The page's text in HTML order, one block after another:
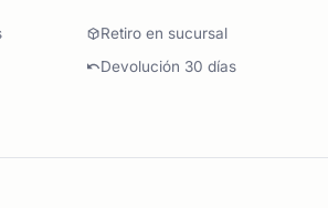
Retiro en sucursal
Devolución 30 días